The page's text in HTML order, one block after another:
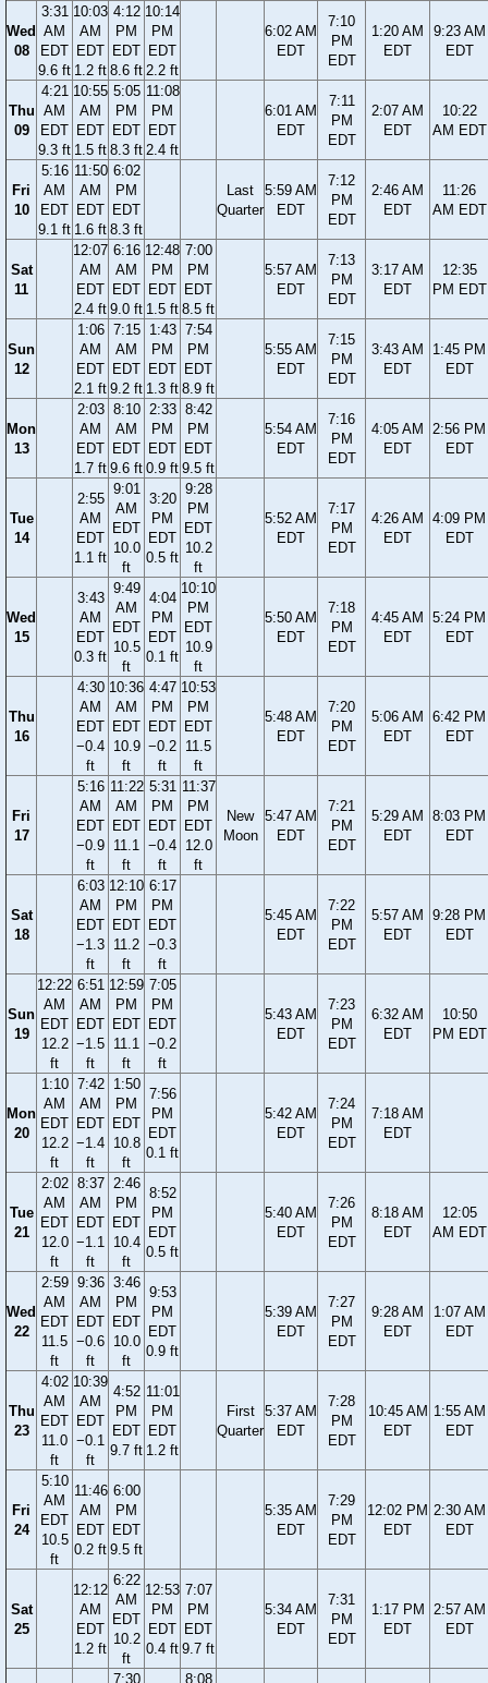
Wed
08
3:31
AM
EDT
9.6 ft
10:03
AM
EDT
1.2 ft
4:12
PM
EDT
8.6 ft
10:14
PM
EDT
2.2 ft
6:02 AM
EDT
7:10
PM
EDT
1:20 AM
EDT
9:23 AM
EDT
Thu
09
4:21
AM
EDT
9.3 ft
10:55
AM
EDT
1.5 ft
5:05
PM
EDT
8.3 ft
11:08
PM
EDT
2.4 ft
6:01 AM
EDT
7:11
PM
EDT
2:07 AM
EDT
10:22
AM EDT
Fri
10
5:16
AM
EDT
9.1 ft
11:50
AM
EDT
1.6 ft
6:02
PM
EDT
8.3 ft
Last
Quarter
5:59 AM
EDT
7:12
PM
EDT
2:46 AM
EDT
11:26
AM EDT
Sat
11
12:07
AM
EDT
2.4 ft
6:16
AM
EDT
9.0 ft
12:48
PM
EDT
1.5 ft
7:00
PM
EDT
8.5 ft
5:57 AM
EDT
7:13
PM
EDT
3:17 AM
EDT
12:35
PM EDT
Sun
12
1:06
AM
EDT
2.1 ft
7:15
AM
EDT
9.2 ft
1:43
PM
EDT
1.3 ft
7:54
PM
EDT
8.9 ft
5:55 AM
EDT
7:15
PM
EDT
3:43 AM
EDT
1:45 PM
EDT
Mon
13
2:03
AM
EDT
1.7 ft
8:10
AM
EDT
9.6 ft
2:33
PM
EDT
0.9 ft
8:42
PM
EDT
9.5 ft
5:54 AM
EDT
7:16
PM
EDT
4:05 AM
EDT
2:56 PM
EDT
Tue
14
2:55
AM
EDT
1.1 ft
9:01
AM
EDT
10.0
ft
3:20
PM
EDT
0.5 ft
9:28
PM
EDT
10.2
ft
5:52 AM
EDT
7:17
PM
EDT
4:26 AM
EDT
4:09 PM
EDT
Wed
15
3:43
AM
EDT
0.3 ft
9:49
AM
EDT
10.5
ft
4:04
PM
EDT
0.1 ft
10:10
PM
EDT
10.9
ft
5:50 AM
EDT
7:18
PM
EDT
4:45 AM
EDT
5:24 PM
EDT
Thu
16
4:30
AM
EDT
−0.4
ft
10:36
AM
EDT
10.9
ft
4:47
PM
EDT
−0.2
ft
10:53
PM
EDT
11.5
ft
5:48 AM
EDT
7:20
PM
EDT
5:06 AM
EDT
6:42 PM
EDT
Fri
17
5:16
AM
EDT
−0.9
ft
11:22
AM
EDT
11.1
ft
5:31
PM
EDT
−0.4
ft
11:37
PM
EDT
12.0
ft
New
Moon
5:47 AM
EDT
7:21
PM
EDT
5:29 AM
EDT
8:03 PM
EDT
Sat
18
6:03
AM
EDT
−1.3
ft
12:10
PM
EDT
11.2
ft
6:17
PM
EDT
−0.3
ft
5:45 AM
EDT
7:22
PM
EDT
5:57 AM
EDT
9:28 PM
EDT
Sun
19
12:22
AM
EDT
12.2
ft
6:51
AM
EDT
−1.5
ft
12:59
PM
EDT
11.1
ft
7:05
PM
EDT
−0.2
ft
5:43 AM
EDT
7:23
PM
EDT
6:32 AM
EDT
10:50
PM EDT
Mon
20
1:10
AM
EDT
12.2
ft
7:42
AM
EDT
−1.4
ft
1:50
PM
EDT
10.8
ft
7:56
PM
EDT
0.1 ft
5:42 AM
EDT
7:24
PM
EDT
7:18 AM
EDT
Tue
21
2:02
AM
EDT
12.0
ft
8:37
AM
EDT
−1.1
ft
2:46
PM
EDT
10.4
ft
8:52
PM
EDT
0.5 ft
5:40 AM
EDT
7:26
PM
EDT
8:18 AM
EDT
12:05
AM EDT
Wed
22
2:59
AM
EDT
11.5
ft
9:36
AM
EDT
−0.6
ft
3:46
PM
EDT
10.0
ft
9:53
PM
EDT
0.9 ft
5:39 AM
EDT
7:27
PM
EDT
9:28 AM
EDT
1:07 AM
EDT
Thu
23
4:02
AM
EDT
11.0
ft
10:39
AM
EDT
−0.1
ft
4:52
PM
EDT
9.7 ft
11:01
PM
EDT
1.2 ft
First
Quarter
5:37 AM
EDT
7:28
PM
EDT
10:45 AM
EDT
1:55 AM
EDT
Fri
24
5:10
AM
EDT
10.5
ft
11:46
AM
EDT
0.2 ft
6:00
PM
EDT
9.5 ft
5:35 AM
EDT
7:29
PM
EDT
12:02 PM
EDT
2:30 AM
EDT
Sat
25
12:12
AM
EDT
1.2 ft
6:22
AM
EDT
10.2
ft
12:53
PM
EDT
0.4 ft
7:07
PM
EDT
9.7 ft
5:34 AM
EDT
7:31
PM
EDT
1:17 PM
EDT
2:57 AM
EDT
7:30 8:08